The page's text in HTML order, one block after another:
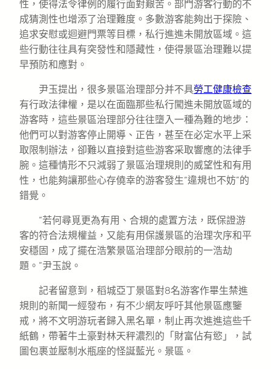
性，使得法令律例的履行面對艱苦。部門游客行動的不
成猜測性也增添了治理難度。多數游客能夠出于探險、
追求安慰或迴避門票等目標，私行進進未開放區域。這
些行動往往具有突發性和隱藏性，使得景區治理難以提
早預防和應對。
尹玉提出，很多景區治理部分并不具勞工健康檢查
有行政法律權，是以在面臨那些私行闖進未開放區域的
游客時，這些景區治理部分往往墮入一種為難的地步：
他們可以對游客停止開導、正告，甚至在必定水平上采
取限制辦法，卻難以直接對這些游客采取響應的法律手
腕。這種情形不只減弱了景區治理規則的威望性和有用
性，也能夠讓那些心存僥幸的游客發生“違規也不妨”的
錯覺。
“若何尋覓更為有用、合規的處置方法，既保證游
客的符合法規權益，又能有用保護景區的治理次序和平
安穩固，成了擺在浩繁景區治理部分眼前的一浩劫
題。”尹玉說。
記者留意到，稻城亞丁景區對8名游客作畢生禁進
規則的新聞一經發布，有不少網友呼吁其他景區應鑒
戒，將不文明游玩者歸入黑名單，制止再次進進這些千
紙鶴，帶著牛土豪對林天秤濃烈的「財富佔有慾」，試
圖包裹並壓制水瓶座的怪誕藍光。景區。